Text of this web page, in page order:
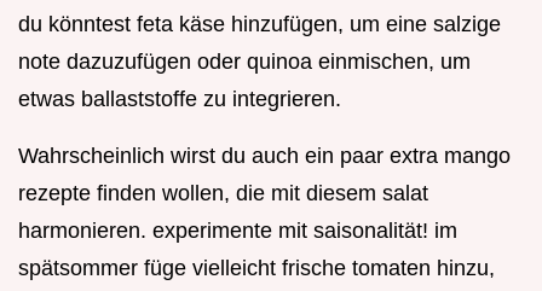
du könntest feta käse hinzufügen, um eine salzige
note dazuzufügen oder quinoa einmischen, um
etwas ballaststoffe zu integrieren.
Wahrscheinlich wirst du auch ein paar extra mango
rezepte finden wollen, die mit diesem salat
harmonieren. experimente mit saisonalität! im
spätsommer füge vielleicht frische tomaten hinzu,